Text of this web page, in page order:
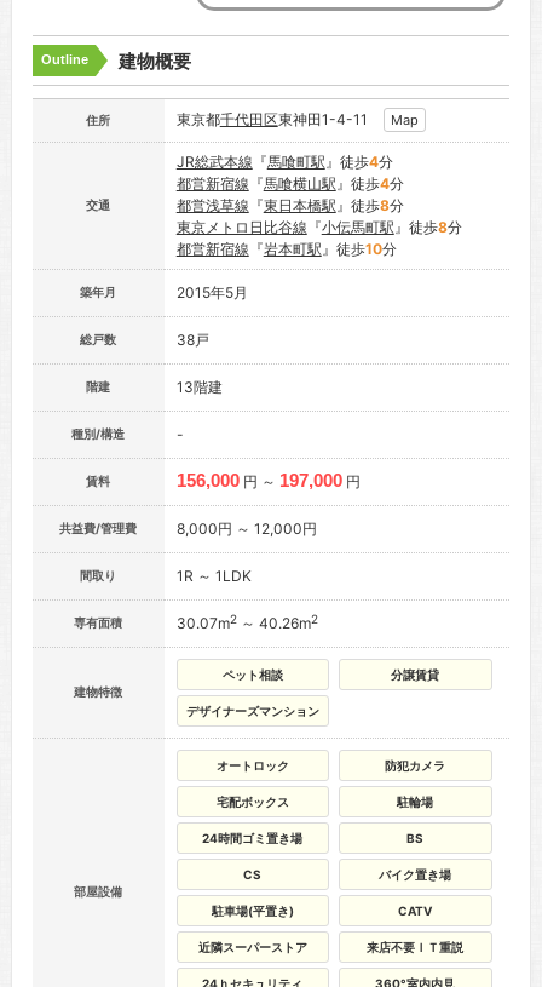
Outline 建物概要
住所 東京都千代田区東神田1-4-11 Map
交通
JR総武本線 『馬喰町駅』徒歩4分
都営新宿線 『馬喰横山駅』徒歩4分
都営浅草線 『東日本橋駅』徒歩8分
東京メトロ日比谷線 『小伝馬町駅』徒歩8分
都営新宿線 『岩本町駅』徒歩10分
築年月 2015年5月
総戸数 38戸
階建 13階建
種別/構造 -
賃料 156,000 円 ～ 197,000 円
共益費/管理費 8,000円 ～ 12,000円
間取り 1R ～ 1LDK
専有面積 30.07m2～ 40.26m2
建物特徴
ペット相談 分譲賃貸
デザイナーズマンション
部屋設備
オートロック 防犯カメラ
宅配ボックス 駐輪場
24時間ゴミ置き場 BS
CS バイク置き場
駐車場(平置き) CATV
近隣スーパーストア 来店不要ＩＴ重説
24ｈセキュリティ 360°室内内見